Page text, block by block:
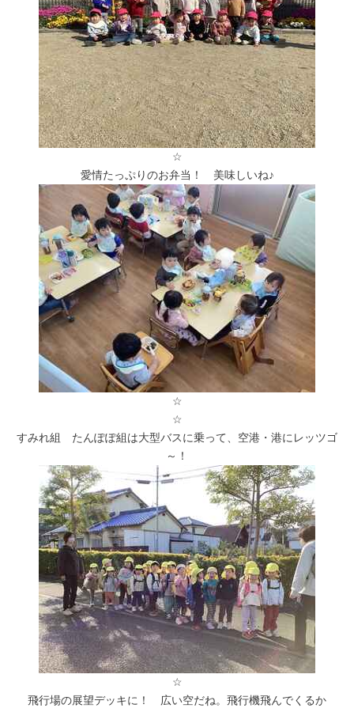
☆
愛情たっぷりのお弁当！ 美味しいね♪
☆
☆
すみれ組 たんぽぽ組は大型バスに乗って、空港・港にレッツゴ
～！
☆
飛行場の展望デッキに！ 広い空だね。飛行機飛んでくるか